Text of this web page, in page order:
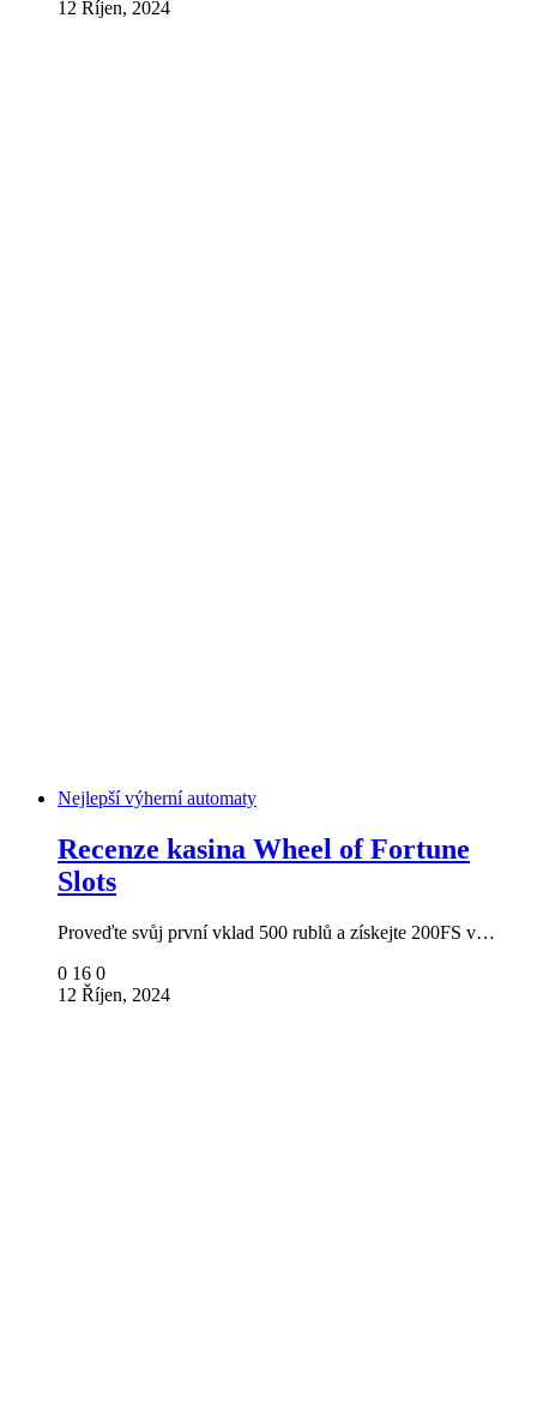
12 Říjen, 2024
Nejlepší výherní automaty
Recenze kasina Wheel of Fortune
Slots
Proveďte svůj první vklad 500 rublů a získejte 200FS v…
0 16 0
12 Říjen, 2024